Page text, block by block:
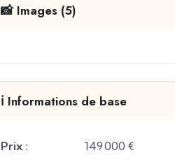
📸 Images (5)
ℹ️ Informations de base
Prix :
149 000 €